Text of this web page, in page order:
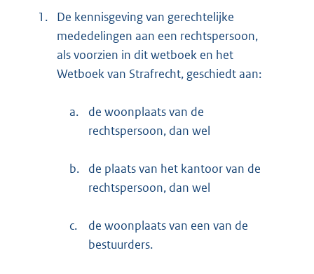
1.
De kennisgeving van gerechtelijke
mededelingen aan een rechtspersoon,
als voorzien in dit wetboek en het
Wetboek van Strafrecht, geschiedt aan:
a.
de woonplaats van de
rechtspersoon, dan wel
b.
de plaats van het kantoor van de
rechtspersoon, dan wel
c.
de woonplaats van een van de
bestuurders.